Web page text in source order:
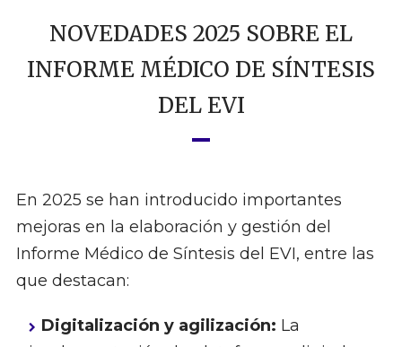
NOVEDADES 2025 SOBRE EL
INFORME MÉDICO DE SÍNTESIS
DEL EVI
En 2025 se han introducido importantes
mejoras en la elaboración y gestión del
Informe Médico de Síntesis del EVI, entre las
que destacan:
Digitalización y agilización: La